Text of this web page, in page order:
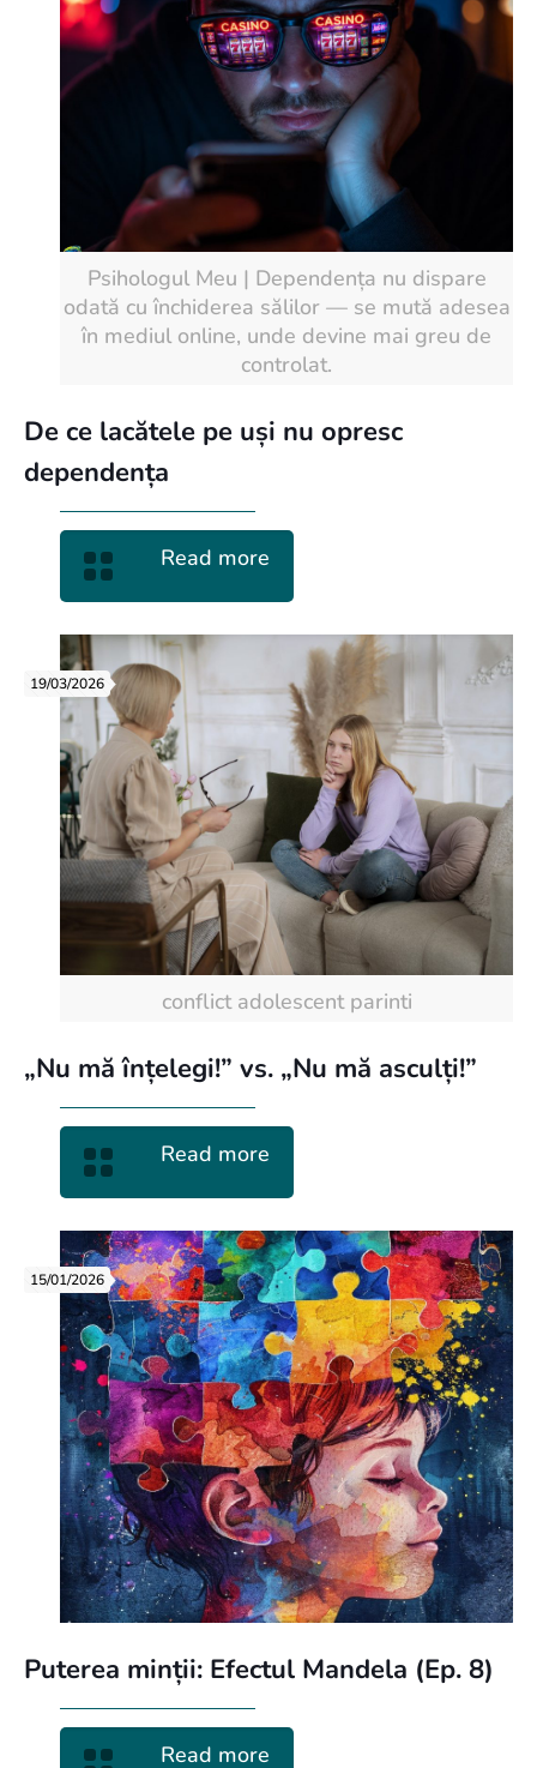
Psihologul Meu | Dependența nu dispare
odată cu închiderea sălilor — se mută adesea
în mediul online, unde devine mai greu de
controlat.
De ce lacătele pe uși nu opresc
dependența
Read more
conflict adolescent parinti
19/03/2026
„Nu mă înțelegi!” vs. „Nu mă asculți!”
Read more
15/01/2026
Puterea minții: Efectul Mandela (Ep. 8)
Read more